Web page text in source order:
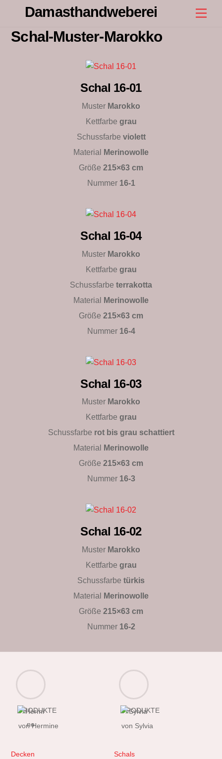
content
Damasthandweberei
Schal-Muster-Marokko
Schal 16-01
Muster Marokko
Kettfarbe grau
Schussfarbe violett
Material
Merinowolle
Größe 215×63 cm
Nummer 16-1
Schal 16-04
Muster Marokko
Kettfarbe grau
Schussfarbe terrakotta
Material
Merinowolle
Größe 215×63 cm
Nummer 16-4
Schal 16-03
Muster Marokko
Kettfarbe grau
Schussfarbe rot bis grau schattiert
Material
Merinowolle
Größe 215×63 cm
Nummer 16-3
Schal 16-02
Muster Marokko
Kettfarbe grau
Schussfarbe türkis
Material
Merinowolle
Größe 215×63 cm
Nummer 16-2
PRODUKTE
von Hermine
Decken
PRODUKTE
von Sylvia
Schals